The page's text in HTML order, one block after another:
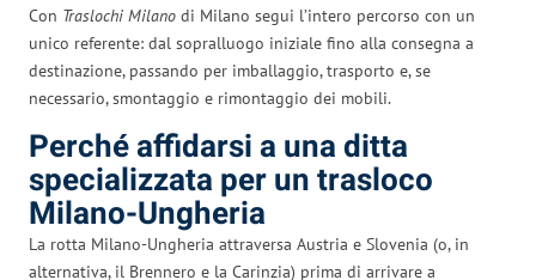
Con Traslochi Milano di Milano segui l’intero percorso con un
unico referente: dal sopralluogo iniziale fino alla consegna a
destinazione, passando per imballaggio, trasporto e, se
necessario, smontaggio e rimontaggio dei mobili.
Perché affidarsi a una ditta
specializzata per un trasloco
Milano-Ungheria
La rotta Milano-Ungheria attraversa Austria e Slovenia (o, in
alternativa, il Brennero e la Carinzia) prima di arrivare a